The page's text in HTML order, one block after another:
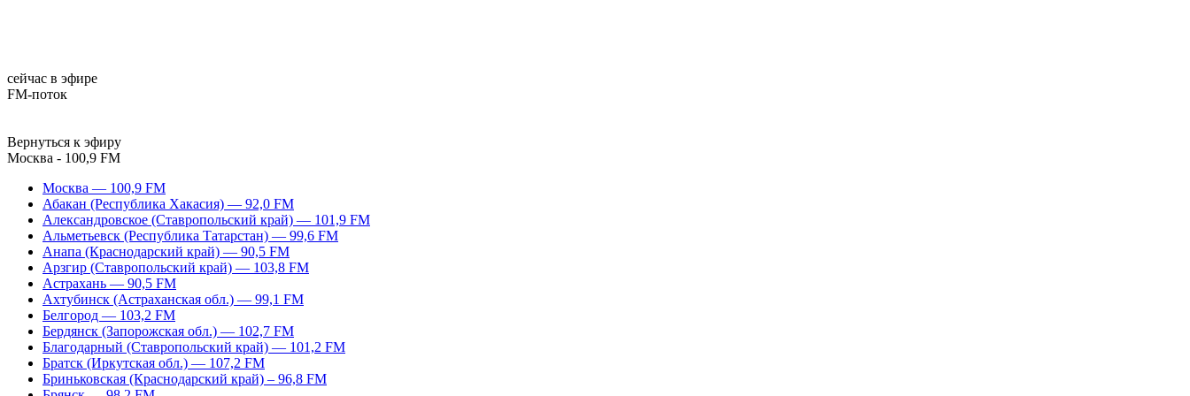
сейчас в эфире
FM-поток
Вернуться к эфиру
Москва - 100,9 FM
Москва — 100,9 FM
Абакан (Республика Хакасия) — 92,0 FM
Александровское (Ставропольский край) — 101,9 FM
Альметьевск (Республика Татарстан) — 99,6 FM
Анапа (Краснодарский край) — 90,5 FM
Арзгир (Ставропольский край) — 103,8 FM
Астрахань — 90,5 FM
Ахтубинск (Астраханская обл.) — 99,1 FM
Белгород — 103,2 FM
Бердянск (Запорожская обл.) — 102,7 FM
Благодарный (Ставропольский край) — 101,2 FM
Братск (Иркутская обл.) — 107,2 FM
Бриньковская (Краснодарский край) – 96,8 FM